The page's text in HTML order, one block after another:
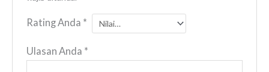
Rating Anda *
Ulasan Anda *